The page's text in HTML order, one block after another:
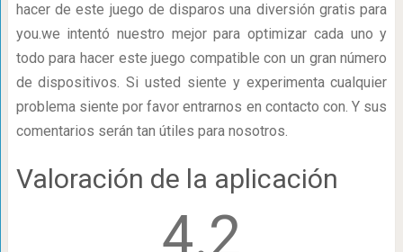
hacer de este juego de disparos una diversión gratis para
you.we intentó nuestro mejor para optimizar cada uno y
todo para hacer este juego compatible con un gran número
de dispositivos. Si usted siente y experimenta cualquier
problema siente por favor entrarnos en contacto con. Y sus
comentarios serán tan útiles para nosotros.
Valoración de la aplicación
4.2